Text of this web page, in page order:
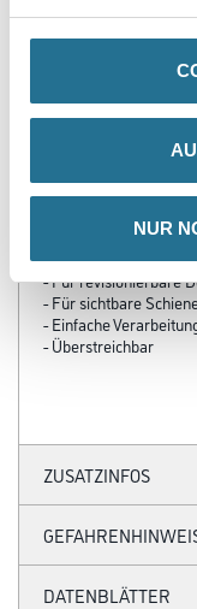
NUR
Produkteigenschaft
- Brandverhalten A2-
- Fertig lackierte
- Für revisionierbare
- Für sichtbare
- Einfache
- Überstreichbar
ZUSATZINFOS
DATENBLÄTTER